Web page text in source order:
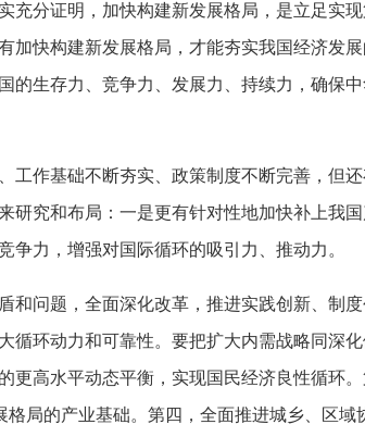
充分证明，加快构建新发展格局，是立足实
快构建新发展格局，才能夯实我国经济发展
的生存力、竞争力、发展力、持续力，确保
作基础不断夯实、政策制度不断完善，但
研究和布局：一是更有针对性地加快补上我
力，增强对国际循环的吸引力、推动力。
问题，全面深化改革，推进实践创新、制度
循环动力和可靠性。要把扩大内需战略同深
更高水平动态平衡，实现国民经济良性循环
局的产业基础。第四，全面推进城乡、区域